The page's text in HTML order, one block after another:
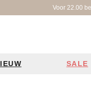
Voor 22.00
SALE